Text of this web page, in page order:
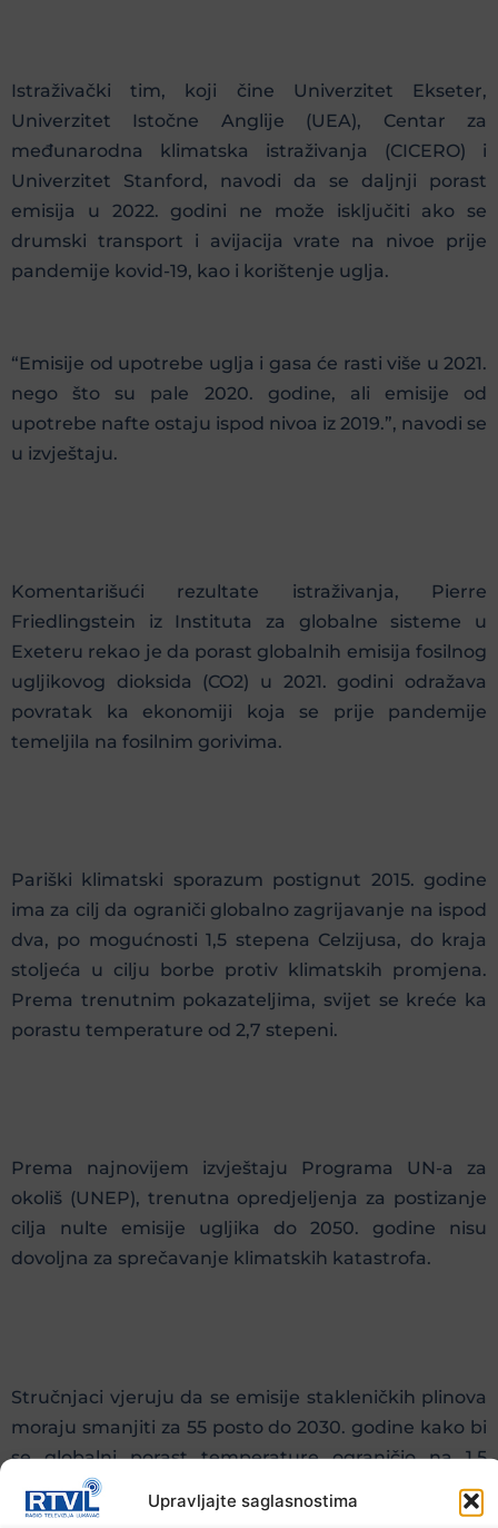
Upravljajte saglasnostima
Istraživački tim, koji čine Univerzitet Ekseter,
Univerzitet Istočne Anglije (UEA), Centar za
međunarodna klimatska istraživanja (CICERO) i
Univerzitet Stanford, navodi da se daljnji porast
emisija u 2022. godini ne može isključiti ako se
drumski transport i avijacija vrate na nivoe prije
pandemije kovid-19, kao i korištenje uglja.
“Emisije od upotrebe uglja i gasa će rasti više u 2021.
nego što su pale 2020. godine, ali emisije od
upotrebe nafte ostaju ispod nivoa iz 2019.”, navodi se
u izvještaju.
Komentarišući rezultate istraživanja, Pierre
Friedlingstein iz Instituta za globalne sisteme u
Exeteru rekao je da porast globalnih emisija fosilnog
ugljikovog dioksida (CO2) u 2021. godini odražava
povratak ka ekonomiji koja se prije pandemije
temeljila na fosilnim gorivima.
Pariški klimatski sporazum postignut 2015. godine
ima za cilj da ograniči globalno zagrijavanje na ispod
dva, po mogućnosti 1,5 stepena Celzijusa, do kraja
stoljeća u cilju borbe protiv klimatskih promjena.
Prema trenutnim pokazateljima, svijet se kreće ka
porastu temperature od 2,7 stepeni.
Prema najnovijem izvještaju Programa UN-a za
okoliš (UNEP), trenutna opredjeljenja za postizanje
cilja nulte emisije ugljika do 2050. godine nisu
dovoljna za sprečavanje klimatskih katastrofa.
Stručnjaci vjeruju da se emisije stakleničkih plinova
moraju smanjiti za 55 posto do 2030. godine kako bi
se globalni porast temperature ograničio na 1,5
stepeni Celzijusa.